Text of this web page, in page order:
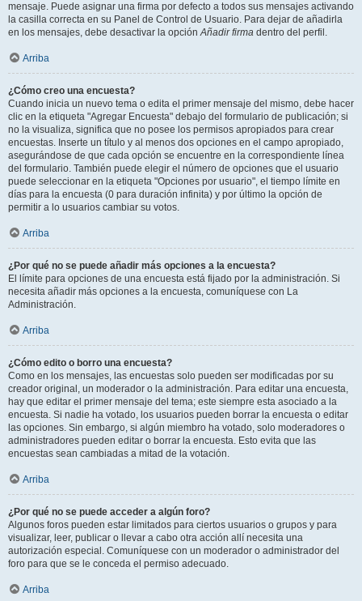
mensaje. Puede asignar una firma por defecto a todos sus mensajes activando
la casilla correcta en su Panel de Control de Usuario. Para dejar de añadirla
en los mensajes, debe desactivar la opciónAñadir firma dentro del perfil.
Arriba
¿Cómo creo una encuesta?
Cuando inicia un nuevo tema o edita el primer mensaje del mismo, debe hacer
clic en la etiqueta "Agregar Encuesta" debajo del formulario de publicación; si
no la visualiza, significa que no posee los permisos apropiados para crear
encuestas. Inserte un título y al menos dos opciones en el campo apropiado,
asegurándose de que cada opción se encuentre en la correspondiente línea
del formulario. También puede elegir el número de opciones que el usuario
puede seleccionar en la etiqueta "Opciones por usuario", el tiempo límite en
días para la encuesta (0 para duración infinita) y por último la opción de
permitir a lo usuarios cambiar su votos.
Arriba
¿Por qué no se puede añadir más opciones a la encuesta?
El límite para opciones de una encuesta está fijado por la administración. Si
necesita añadir más opciones a la encuesta, comuníquese con La
Administración.
Arriba
¿Cómo edito o borro una encuesta?
Como en los mensajes, las encuestas solo pueden ser modificadas por su
creador original, un moderador o la administración. Para editar una encuesta,
hay que editar el primer mensaje del tema; este siempre esta asociado a la
encuesta. Si nadie ha votado, los usuarios pueden borrar la encuesta o editar
las opciones. Sin embargo, si algún miembro ha votado, solo moderadores o
administradores pueden editar o borrar la encuesta. Esto evita que las
encuestas sean cambiadas a mitad de la votación.
Arriba
¿Por qué no se puede acceder a algún foro?
Algunos foros pueden estar limitados para ciertos usuarios o grupos y para
visualizar, leer, publicar o llevar a cabo otra acción allí necesita una
autorización especial. Comuníquese con un moderador o administrador del
foro para que se le conceda el permiso adecuado.
Arriba